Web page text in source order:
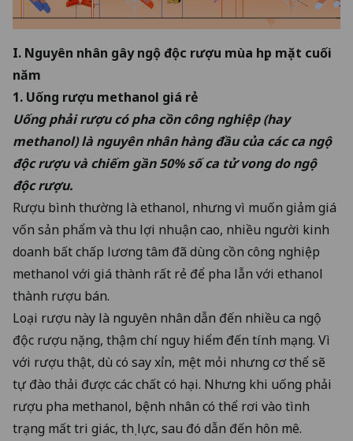
I. Nguyên nhân gây ngộ độc rượu mùa họp mặt cuối
năm
1. Uống rượu methanol giá rẻ
Uống phải rượu có pha cồn công nghiệp (hay
methanol) là nguyên nhân hàng đầu của các ca ngộ
độc rượu và chiếm gần 50% số ca tử vong do ngộ
độc rượu.
Rượu bình thường là ethanol, nhưng vì muốn giảm giá
vốn sản phẩm và thu lợi nhuận cao, nhiều người kinh
doanh bất chấp lương tâm đã dùng cồn công nghiệp
methanol với giá thành rất rẻ để pha lẫn với ethanol
thành rượu bán.
Loại rượu này là nguyên nhân dẫn đến nhiều ca ngộ
độc rượu nặng, thậm chí nguy hiểm đến tính mạng. Vì
với rượu thật, dù có say xỉn, mệt mỏi nhưng cơ thể sẽ
tự đào thải được các chất có hại. Nhưng khi uống phải
rượu pha methanol, bệnh nhân có thể rơi vào tình
trạng mất tri giác, thị lực, sau đó dẫn đến hôn mê.